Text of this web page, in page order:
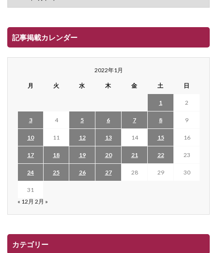
記事掲載カレンダー
2022年1月
月 火 水 木 金 土 日
1 2
3 4 5 6 7 8 9
10 11 12 13 14 15 16
17 18 19 20 21 22 23
24 25 26 27 28 29 30
31
« 12月 2月 »
カテゴリー